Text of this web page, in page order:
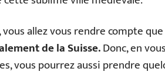
allez vous rendre compte
de la Suisse.Donc, en
vous pourrez aussi prendre